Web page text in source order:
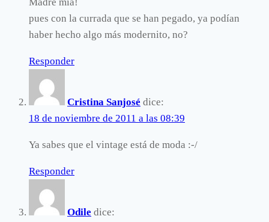
pues con la currada que se han pegado, ya podían
haber hecho algo más modernito, no?
Responder
Cristina Sanjosé dice:
18 de noviembre de 2011 a las 08:39
Ya sabes que el vintage está de moda :-/
Responder
Odile dice: